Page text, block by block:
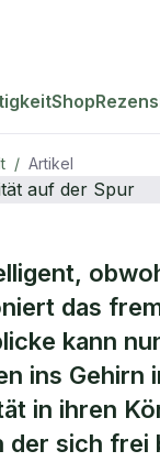
Shop
/ Artikel
das
kann
ins
in ihren
der sich